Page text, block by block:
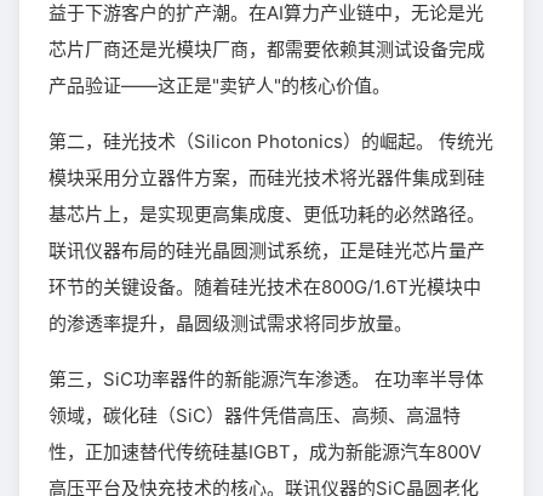
益于下游客户的扩产潮。在AI算力产业链中，无论是光
芯片厂商还是光模块厂商，都需要依赖其测试设备完成
产品验证——这正是"卖铲人"的核心价值。
第二，硅光技术（Silicon Photonics）的崛起。 传统光
模块采用分立器件方案，而硅光技术将光器件集成到硅
基芯片上，是实现更高集成度、更低功耗的必然路径。
联讯仪器布局的硅光晶圆测试系统，正是硅光芯片量产
环节的关键设备。随着硅光技术在800G/1.6T光模块中
的渗透率提升，晶圆级测试需求将同步放量。
第三，SiC功率器件的新能源汽车渗透。 在功率半导体
领域，碳化硅（SiC）器件凭借高压、高频、高温特
性，正加速替代传统硅基IGBT，成为新能源汽车800V
高压平台及快充技术的核心。联讯仪器的SiC晶圆老化